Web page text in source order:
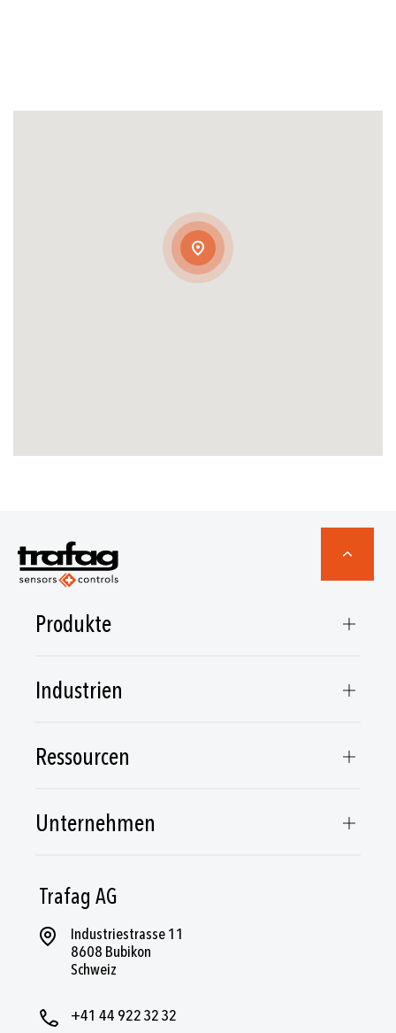
Trafag AG
Industriestrasse 11
8608 Bubikon
Schweiz
+41 44 922 32 32
Produkte
Industrien
Ressourcen
Unternehmen